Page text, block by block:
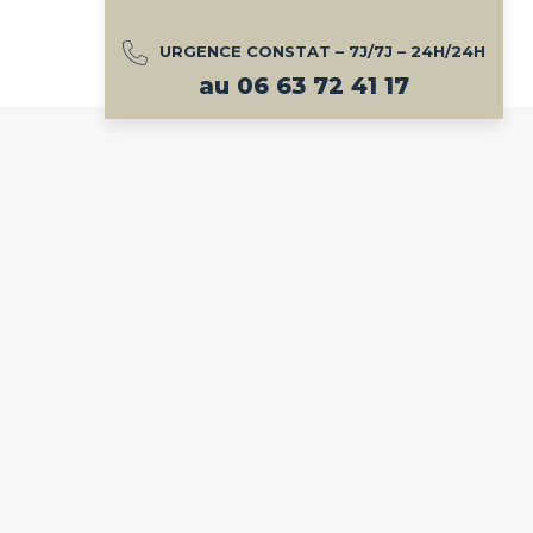
URGENCE CONSTAT – 7J/7J – 24H/24H
au 06 63 72 41 17